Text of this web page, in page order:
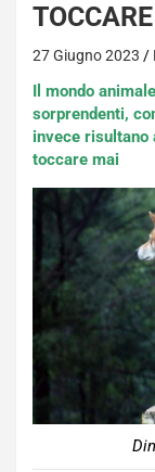
TOCCARE
27 Giugno 2023
Il mondo
sorprendenti,
invece risultano
toccare mai